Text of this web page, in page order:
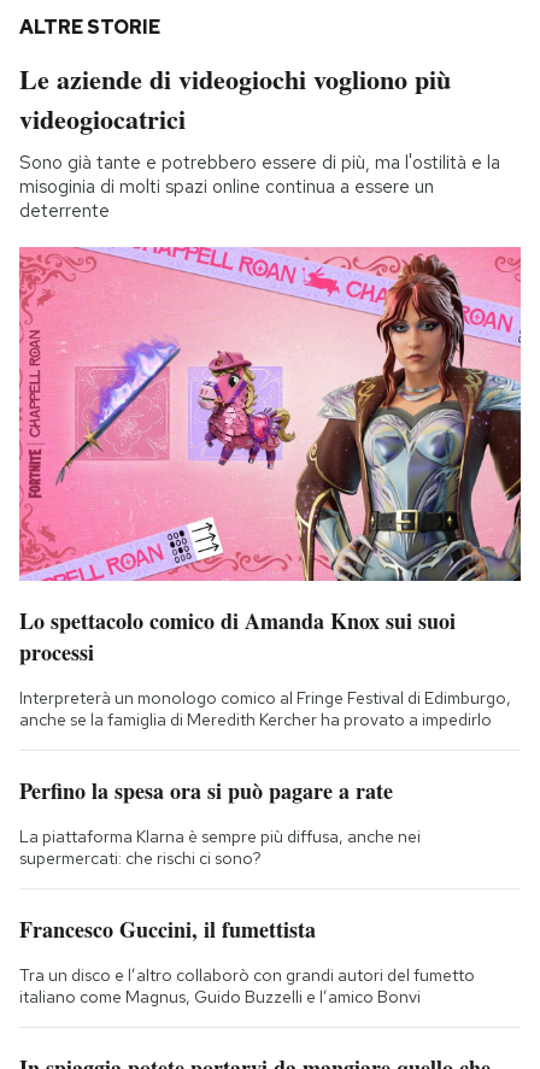
ALTRE STORIE
Le aziende di videogiochi vogliono più
videogiocatrici
Sono già tante e potrebbero essere di più, ma l'ostilità e la
misoginia di molti spazi online continua a essere un
deterrente
Lo spettacolo comico di Amanda Knox sui suoi
processi
Interpreterà un monologo comico al Fringe Festival di Edimburgo,
anche se la famiglia di Meredith Kercher ha provato a impedirlo
Perfino la spesa ora si può pagare a rate
La piattaforma Klarna è sempre più diffusa, anche nei
supermercati: che rischi ci sono?
Francesco Guccini, il fumettista
Tra un disco e l’altro collaborò con grandi autori del fumetto
italiano come Magnus, Guido Buzzelli e l’amico Bonvi